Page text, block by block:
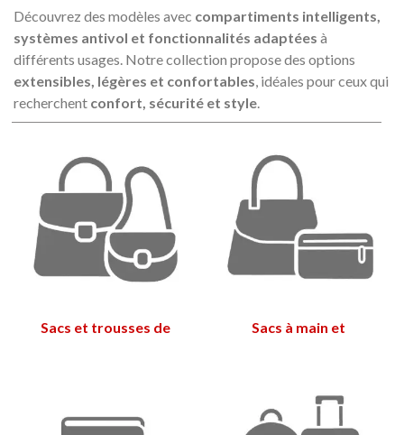
Découvrez des modèles avec compartiments intelligents,
systèmes antivol et fonctionnalités adaptées à
différents usages. Notre collection propose des options
extensibles, légères et confortables, idéales pour ceux qui
recherchent confort, sécurité et style.
Sacs et trousses de
Sacs à main et